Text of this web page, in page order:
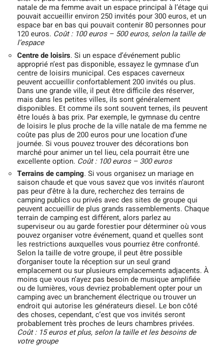
natale de ma femme avait un espace principal à l’étage qui
pouvait accueillir environ 250 invités pour 300 euros, et un
espace bar en bas qui pouvait contenir 80 personnes pour
120 euros. Coût : 100 euros – 500 euros, selon la taille de
l’espace
Centre de loisirs. Si un espace d’événement public
approprié n’est pas disponible, essayez le gymnase d’un
centre de loisirs municipal. Ces espaces caverneux
peuvent accueillir confortablement 200 invités ou plus.
Dans une grande ville, il peut être difficile des réserver,
mais dans les petites villes, ils sont généralement
disponibles. Et comme ils sont souvent ternes, ils peuvent
être loués à bas prix. Par exemple, le gymnase du centre
de loisirs le plus proche de la ville natale de ma femme ne
coûte pas plus de 200 euros pour une location d’une
journée. Si vous pouvez trouver des décorations bon
marché pour animer un tel lieu, cela pourrait être une
excellente option. Coût : 100 euros – 300 euros
Terrains de camping. Si vous organisez un mariage en
saison chaude et que vous savez que vos invités n’auront
pas peur d’être à la dure, recherchez des terrains de
camping publics ou privés avec des sites de groupe qui
peuvent accueillir de plus grands rassemblements. Chaque
terrain de camping est différent, alors parlez au
superviseur ou au garde forestier pour déterminer où vous
pouvez organiser votre événement, quand et quelles sont
les restrictions auxquelles vous pourriez être confronté.
Selon la taille de votre groupe, il peut être possible
d’organiser toute la réception sur un seul grand
emplacement ou sur plusieurs emplacements adjacents. À
moins que vous n’ayez pas besoin de musique amplifiée
ou de lumières, vous devriez probablement opter pour un
camping avec un branchement électrique ou trouver un
endroit qui autorise les générateurs diesel. Le bon côté
des choses, cependant, c’est que vos invités seront
probablement très proches de leurs chambres privées.
Coût : 15 euros et plus, selon la taille et les besoins de
votre groupe